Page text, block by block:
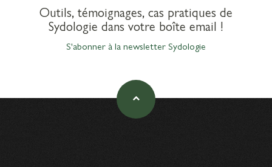
Outils, témoignages, cas pratiques de
Sydologie dans votre boîte email !
S'abonner à la newsletter Sydologie